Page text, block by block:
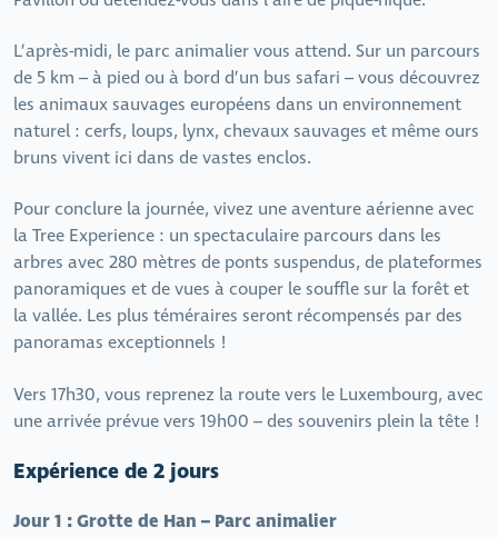
L’après-midi, le parc animalier vous attend. Sur un parcours
de 5 km – à pied ou à bord d’un bus safari – vous découvrez
les animaux sauvages européens dans un environnement
naturel : cerfs, loups, lynx, chevaux sauvages et même ours
bruns vivent ici dans de vastes enclos.
Pour conclure la journée, vivez une aventure aérienne avec
la Tree Experience : un spectaculaire parcours dans les
arbres avec 280 mètres de ponts suspendus, de plateformes
panoramiques et de vues à couper le souffle sur la forêt et
la vallée. Les plus téméraires seront récompensés par des
panoramas exceptionnels !
Vers 17h30, vous reprenez la route vers le Luxembourg, avec
une arrivée prévue vers 19h00 – des souvenirs plein la tête !
Expérience de 2 jours
Jour 1 : Grotte de Han – Parc animalier